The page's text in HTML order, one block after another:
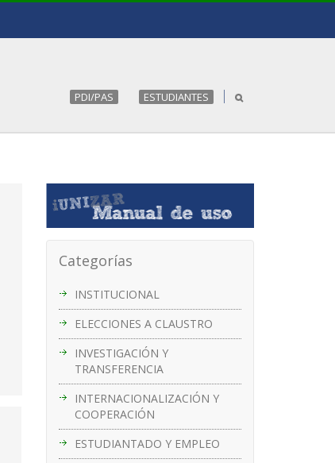
PDI/PAS ESTUDIANTES
Categorías
INSTITUCIONAL
ELECCIONES A CLAUSTRO
INVESTIGACIÓN Y
TRANSFERENCIA
INTERNACIONALIZACIÓN Y
COOPERACIÓN
ESTUDIANTADO Y EMPLEO